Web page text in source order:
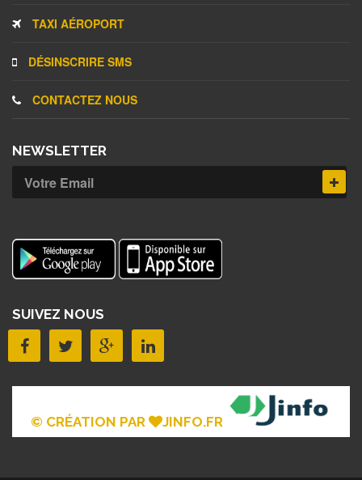
TAXI AÉROPORT
DÉSINSCRIRE SMS
CONTACTEZ NOUS
NEWSLETTER
SUIVEZ NOUS
© CRÉATION PAR JINFO.FR